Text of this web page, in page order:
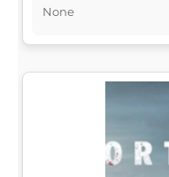
None